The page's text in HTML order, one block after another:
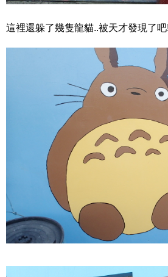
這裡還躲了幾隻龍貓..被天才發現了